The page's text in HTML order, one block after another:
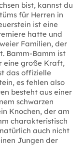
bist, kannst du
für Herren in
ist eine
hatte und
Familien, der
Bamm-Bamm ist
eine große Kraft,
das offizielle
es fehlen also
besteht aus einer
schwarzen
Knochen, der am
charakteristisch
auch nicht
Jungen der